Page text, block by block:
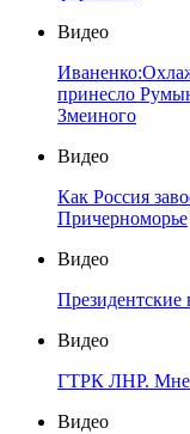
Видео
принесло
Змеиного
Видео
Как Россия
Причерноморье
Видео
Видео
ГТРК ЛНР.
Видео